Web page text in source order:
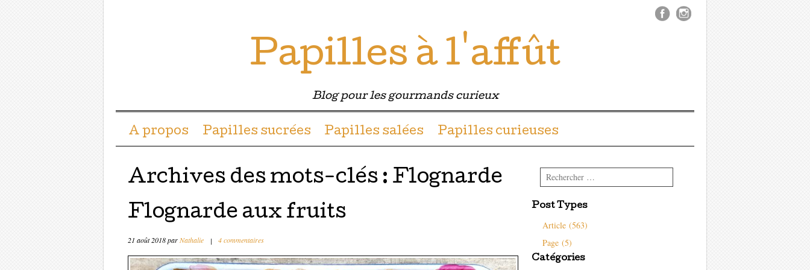
Papilles à l'affût
Blog pour les gourmands curieux
Menu ☰
Passer directement au contenu
A propos Papilles sucrées Papilles salées Papilles curieuses
Archives des mots-clés : Flognarde
Flognarde aux fruits
21 août 2018parNathalie | 4 commentaires
Rechercher
Post Types
Article (563)
Page (5)
Catégories